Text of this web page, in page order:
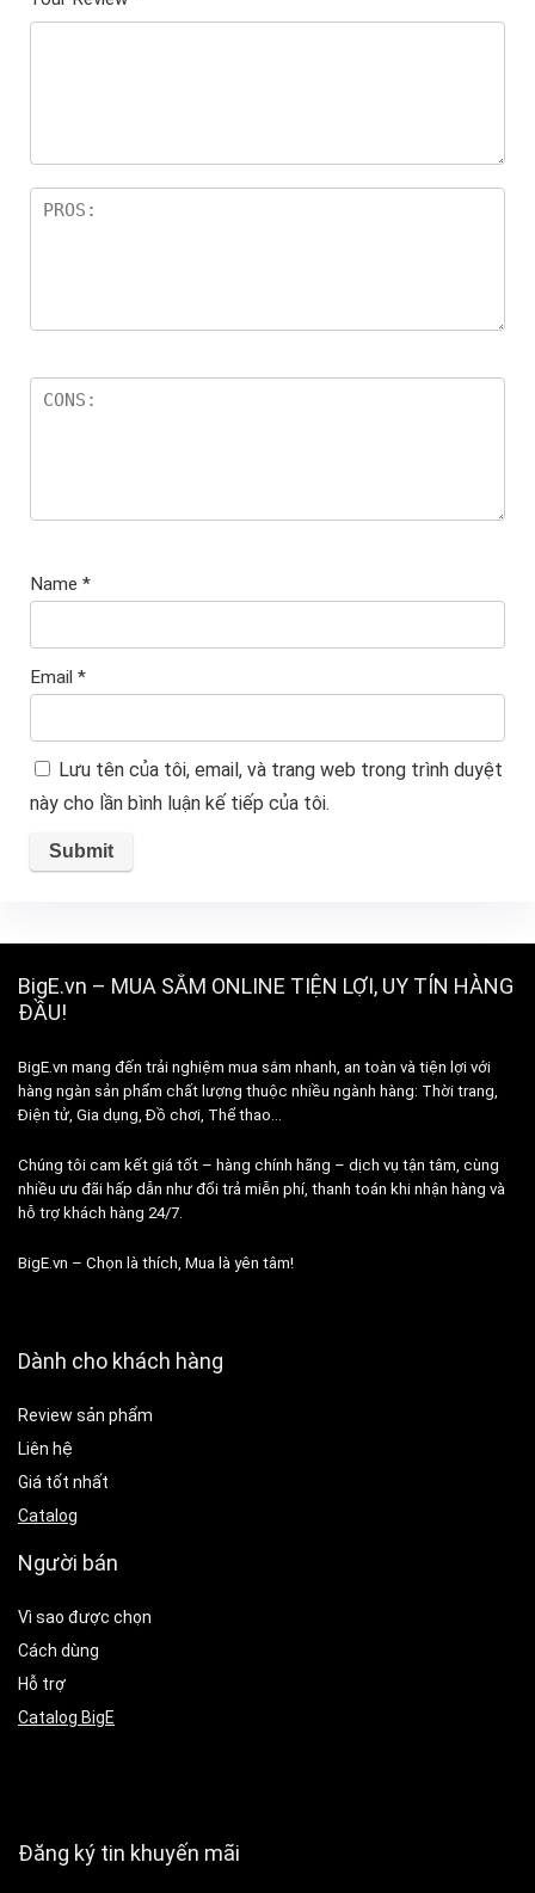
ê
5
Name *
Email *
Lưu tên của tôi, email, và trang web trong trình duyệt
này cho lần bình luận kế tiếp của tôi.
BigE.vn – MUA SẮM ONLINE TIỆN LỢI, UY TÍN HÀNG
ĐẦU!
BigE.vn mang đến trải nghiệm mua sắm nhanh, an toàn và tiện lợi với
hàng ngàn sản phẩm chất lượng thuộc nhiều ngành hàng: Thời trang,
Điện tử, Gia dụng, Đồ chơi, Thể thao…
Chúng tôi cam kết giá tốt – hàng chính hãng – dịch vụ tận tâm, cùng
nhiều ưu đãi hấp dẫn như đổi trả miễn phí, thanh toán khi nhận hàng và
hỗ trợ khách hàng 24/7.
BigE.vn – Chọn là thích, Mua là yên tâm!
Dành cho khách hàng
Review sản phẩm
Liên hệ
Giá tốt nhất
Catalog
Người bán
Vì sao được chọn
Cách dùng
Hỗ trợ
Catalog BigE
Đăng ký tin khuyến mãi